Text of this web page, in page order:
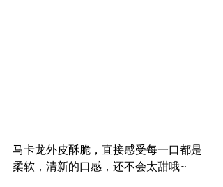
马卡龙外皮酥脆，直接感受每一口都是
柔软，清新的口感，还不会太甜哦~